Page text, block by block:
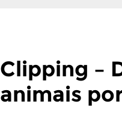
Clipping –
animais